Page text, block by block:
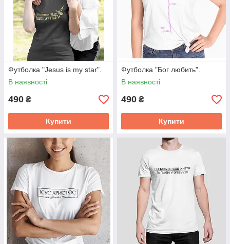
Футболка "Jesus is my star".
В наявності
490 ₴
Купити
Футболка "Бог любить".
В наявності
490 ₴
Купити